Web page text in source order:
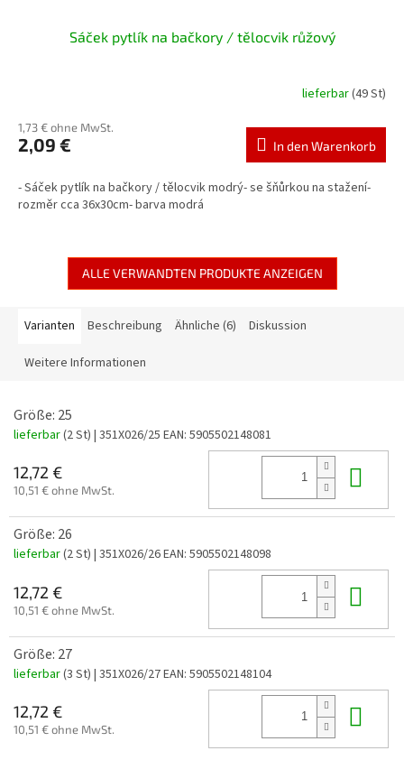
Sáček pytlík na bačkory / tělocvik růžový
lieferbar(49 St)
1,73 € ohne MwSt.
2,09 € In den Warenkorb
- Sáček pytlík na bačkory / tělocvik modrý- se šňůrkou na stažení-
rozměr cca 36x30cm- barva modrá
ALLE VERWANDTEN PRODUKTE ANZEIGEN
Varianten Beschreibung Ähnliche (6) Diskussion
Weitere Informationen
Größe: 25
lieferbar(2 St) | 351X026/25 EAN: 5905502148081
12,72 €
10,51 € ohne MwSt.
Größe: 26
lieferbar(2 St) | 351X026/26EAN: 5905502148098
12,72 €
10,51 € ohne MwSt.
Größe: 27
lieferbar(3 St) | 351X026/27EAN: 5905502148104
12,72 €
10,51 € ohne MwSt.